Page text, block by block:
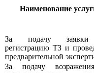
Наименование
За подачу
регистрацию ТЗ и
предварительной
За подачу